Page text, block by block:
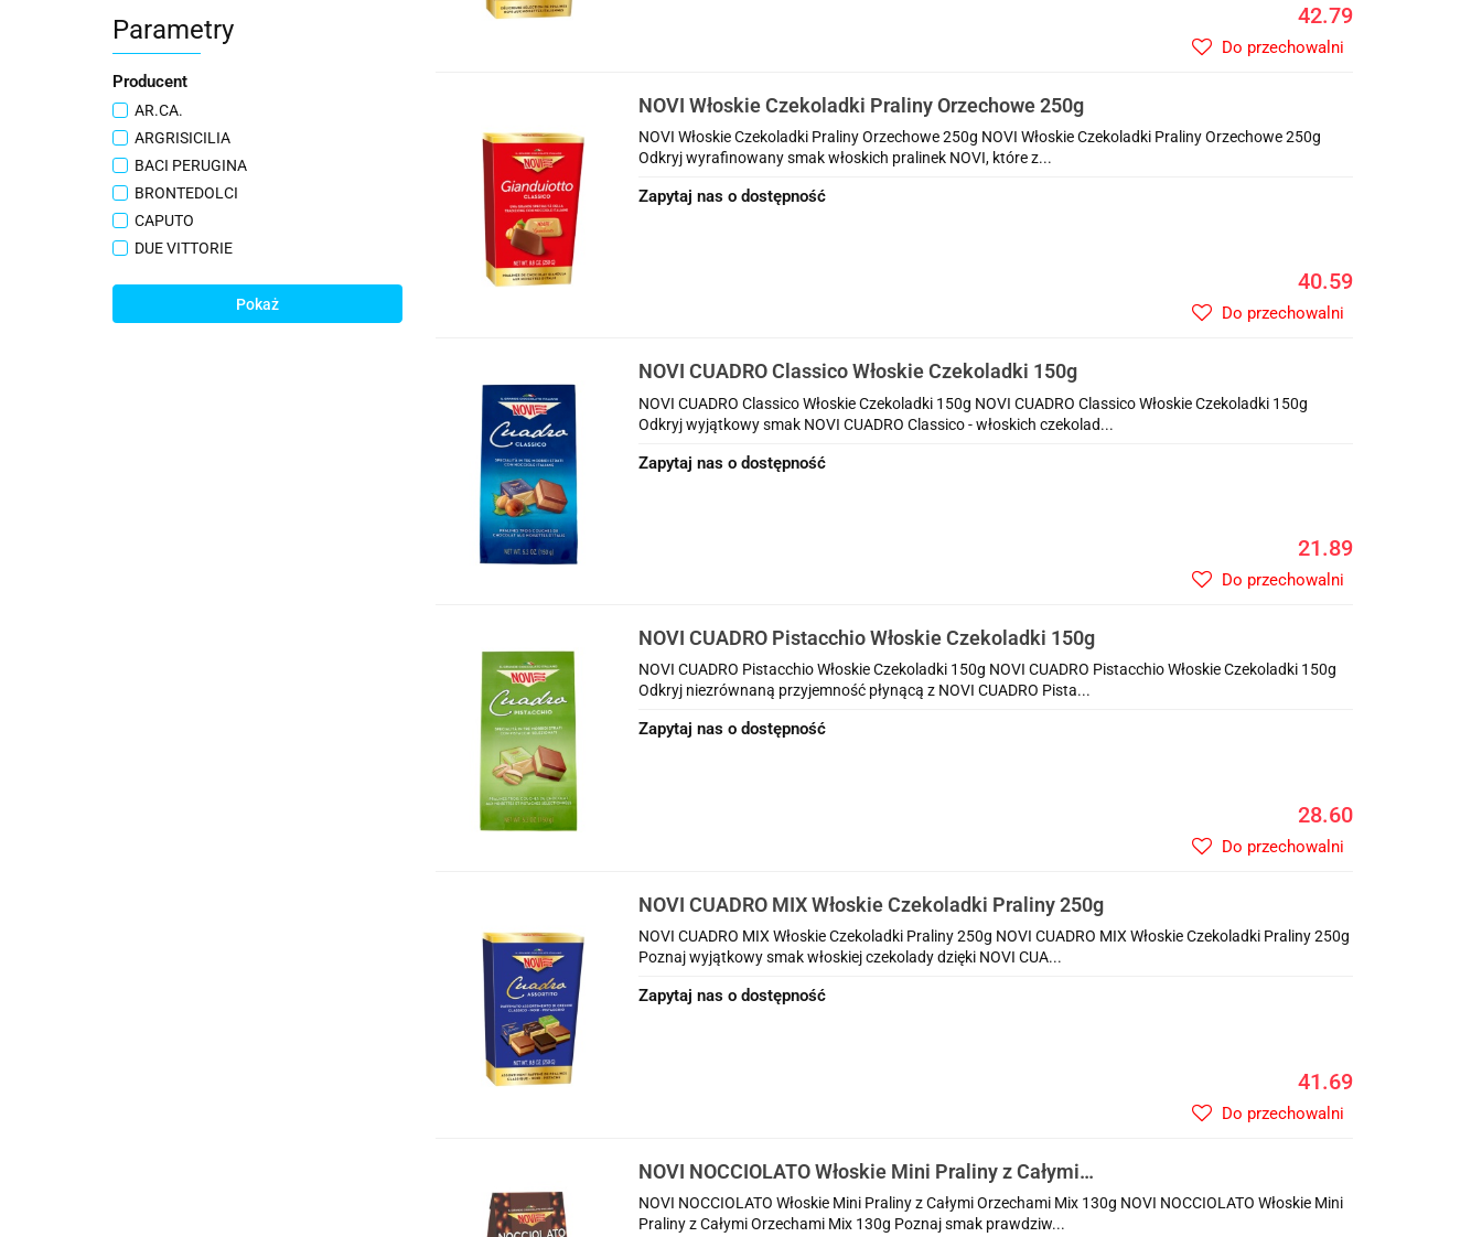
Parametry
Producent
AR.CA.
ARGRISICILIA
BACI PERUGINA
BRONTEDOLCI
CAPUTO
DUE VITTORIE
Pokaż
42.79
Do przechowalni
NOVI Włoskie Czekoladki Praliny Orzechowe 250g
NOVI Włoskie Czekoladki Praliny Orzechowe 250g NOVI Włoskie Czekoladki Praliny Orzechowe 250g
Odkryj wyrafinowany smak włoskich pralinek NOVI, które z...
Zapytaj nas o dostępność
40.59
Do przechowalni
NOVI CUADRO Classico Włoskie Czekoladki 150g
NOVI CUADRO Classico Włoskie Czekoladki 150g NOVI CUADRO Classico Włoskie Czekoladki 150g
Odkryj wyjątkowy smak NOVI CUADRO Classico - włoskich czekolad...
Zapytaj nas o dostępność
21.89
Do przechowalni
NOVI CUADRO Pistacchio Włoskie Czekoladki 150g
NOVI CUADRO Pistacchio Włoskie Czekoladki 150g NOVI CUADRO Pistacchio Włoskie Czekoladki 150g
Odkryj niezrównaną przyjemność płynącą z NOVI CUADRO Pista...
Zapytaj nas o dostępność
28.60
Do przechowalni
NOVI CUADRO MIX Włoskie Czekoladki Praliny 250g
NOVI CUADRO MIX Włoskie Czekoladki Praliny 250g NOVI CUADRO MIX Włoskie Czekoladki Praliny 250g
Poznaj wyjątkowy smak włoskiej czekolady dzięki NOVI CUA...
Zapytaj nas o dostępność
41.69
Do przechowalni
NOVI NOCCIOLATO Włoskie Mini Praliny z Całymi
Orzechami Mix 130g
NOVI NOCCIOLATO Włoskie Mini Praliny z Całymi Orzechami Mix 130g NOVI NOCCIOLATO Włoskie Mini
Praliny z Całymi Orzechami Mix 130g Poznaj smak prawdziw...